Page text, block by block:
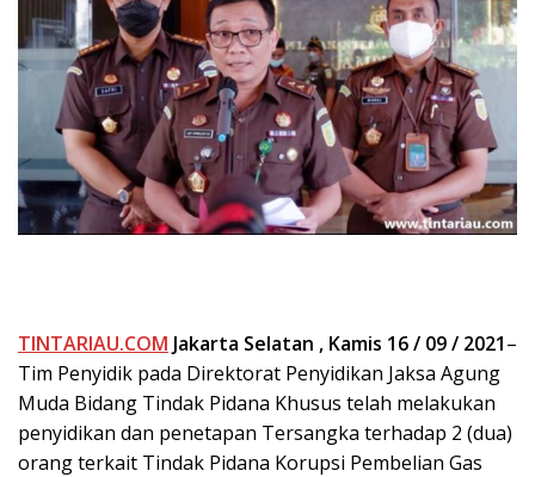
TINTARIAU.COM Jakarta Selatan , Kamis 16 / 09 / 2021–
Tim Penyidik pada Direktorat Penyidikan Jaksa Agung
Muda Bidang Tindak Pidana Khusus telah melakukan
penyidikan dan penetapan Tersangka terhadap 2 (dua)
orang terkait Tindak Pidana Korupsi Pembelian Gas